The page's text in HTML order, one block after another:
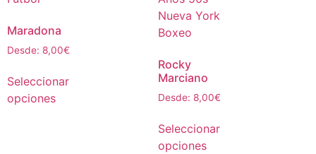
Maradona
Desde: 8,00€
Seleccionar
opciones
Rocky
Marciano
Desde: 8,00€
Seleccionar
opciones